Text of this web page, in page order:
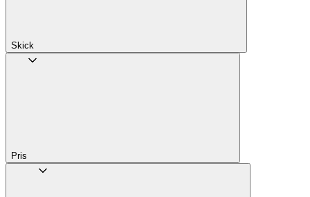
Skick
Pris